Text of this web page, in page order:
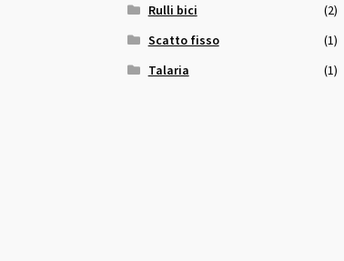
Rulli bici
(2)
Scatto fisso
(1)
Talaria
(1)